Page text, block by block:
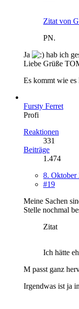
Zitat von
PN.
Ja
hab ich
Liebe Grüße
Es kommt wie
Fursty Ferret
Profi
Reaktionen
331
Beiträge
1.474
8. Oktober
#19
Meine Sachen
Stelle nochmal
Zitat
Ich hätte
M passt ganz
Irgendwas ist ja